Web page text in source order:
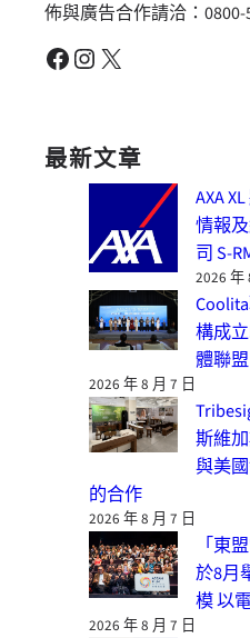
佈與廣告合作請洽：0800-
Facebook Instagram X
最新文章
AXA
情報
司 S-
2026 年
構成
體聯盟
2026 年 8 月 7 日
斯維
與美
的合作
2026 年 8 月 7 日
「東
於8月
模 以
2026 年 8 月 7 日